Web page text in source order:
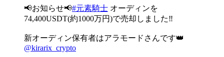
📢お知らせ📢#元素騎士 オーディンを
74,400USDT(約1000万円)で売却しました‼️
新オーディン保有者はアラモードさんです👑
@kirarix_crypto